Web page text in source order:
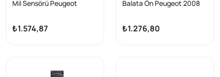
Mil Sensörü Peugeot
/Partner/Berlingo/C3/C4/
C1/308 II
₺1.574,87
Balata Ön Peugeot 2008
2010-C4/Cactus
1.6i/1.6HDi
₺1.276,80